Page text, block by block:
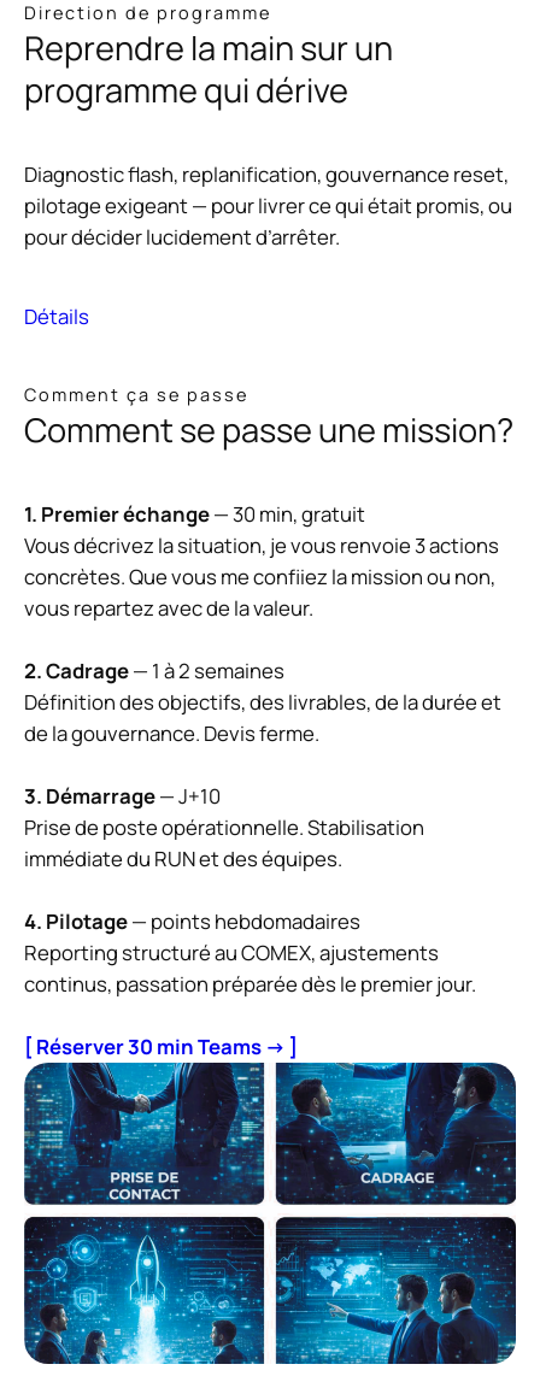
Direction de programme
Reprendre la main sur un
programme qui dérive
Diagnostic flash, replanification, gouvernance reset,
pilotage exigeant — pour livrer ce qui était promis, ou
pour décider lucidement d’arrêter.
Détails
Comment ça se passe
Comment se passe une mission?
1. Premier échange— 30 min, gratuit
Vous décrivez la situation, je vous renvoie 3 actions
concrètes. Que vous me confiiez la mission ou non,
vous repartez avec de la valeur.
2. Cadrage— 1 à 2 semaines
Définition des objectifs, des livrables, de la durée et
de la gouvernance. Devis ferme.
3. Démarrage— J+10
Prise de poste opérationnelle. Stabilisation
immédiate du RUN et des équipes.
4. Pilotage— points hebdomadaires
Reporting structuré au COMEX, ajustements
continus, passation préparée dès le premier jour.
[ Réserver 30 min Teams → ]